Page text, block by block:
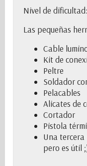
Nivel de
Las pequeñas
Cable
Kit de
Peltre
Soldador
Pelacables
Alicates de
Cortador
Pistola
Una tercera
pero es útil